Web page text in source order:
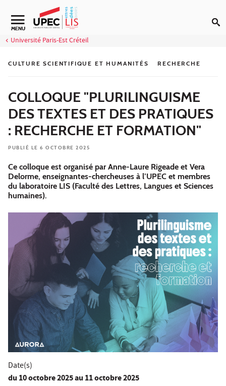
Aller au contenu
Navigation secondaire
MENU
Université Paris-Est Créteil
CULTURE SCIENTIFIQUE ET HUMANITÉS RECHERCHE
COLLOQUE "PLURILINGUISME
DES TEXTES ET DES PRATIQUES
: RECHERCHE ET FORMATION"
PUBLIÉ LE 6 OCTOBRE 2025
Ce colloque est organisé par Anne-Laure Rigeade et Vera
Delorme, enseignantes-chercheuses à l’UPEC et membres
du laboratoire LIS (Faculté des Lettres, Langues et Sciences
humaines).
Date(s)
du 10 octobre 2025au 11 octobre 2025